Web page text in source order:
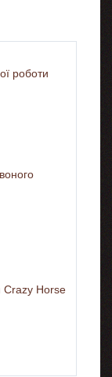
роботи
Сrazy Horse